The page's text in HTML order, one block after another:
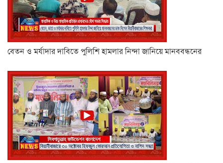
বেতন ও মর্যাদার দাবিতে পুলিশি হামলার নিন্দা জানিয়ে মানববন্ধনের